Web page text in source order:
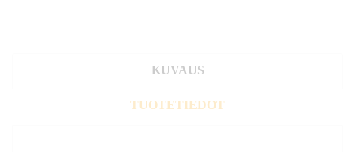
KUVAUS
TUOTETIEDOT